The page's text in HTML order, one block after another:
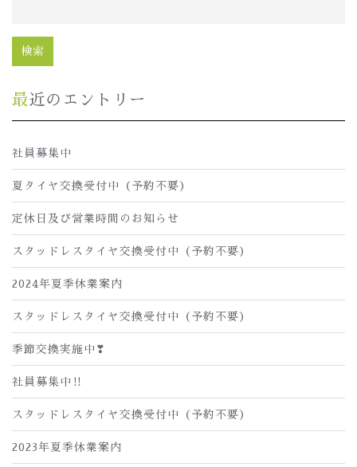
最近のエントリー
社員募集中
夏タイヤ交換受付中（予約不要）
定休日及び営業時間のお知らせ
スタッドレスタイヤ交換受付中（予約不要）
2024年夏季休業案内
スタッドレスタイヤ交換受付中（予約不要）
季節交換実施中❣
社員募集中‼
スタッドレスタイヤ交換受付中（予約不要）
2023年夏季休業案内